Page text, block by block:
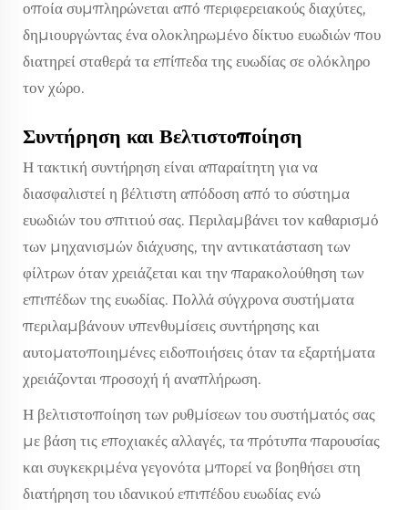
οποία συμπληρώνεται από περιφερειακούς διαχύτες,
δημιουργώντας ένα ολοκληρωμένο δίκτυο ευωδιών που
διατηρεί σταθερά τα επίπεδα της ευωδίας σε ολόκληρο
τον χώρο.
Συντήρηση και Βελτιστοποίηση
Η τακτική συντήρηση είναι απαραίτητη για να
διασφαλιστεί η βέλτιστη απόδοση από το σύστημα
ευωδιών του σπιτιού σας. Περιλαμβάνει τον καθαρισμό
των μηχανισμών διάχυσης, την αντικατάσταση των
φίλτρων όταν χρειάζεται και την παρακολούθηση των
επιπέδων της ευωδίας. Πολλά σύγχρονα συστήματα
περιλαμβάνουν υπενθυμίσεις συντήρησης και
αυτοματοποιημένες ειδοποιήσεις όταν τα εξαρτήματα
χρειάζονται προσοχή ή αναπλήρωση.
Η βελτιστοποίηση των ρυθμίσεων του συστήματός σας
με βάση τις εποχιακές αλλαγές, τα πρότυπα παρουσίας
και συγκεκριμένα γεγονότα μπορεί να βοηθήσει στη
διατήρηση του ιδανικού επιπέδου ευωδίας ενώ